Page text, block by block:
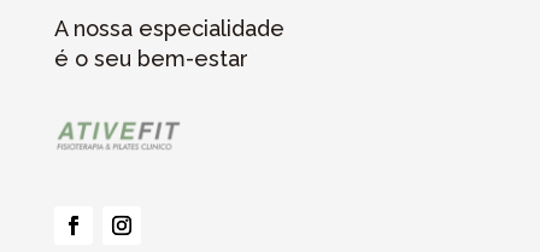
A nossa especialidade
é o seu bem-estar